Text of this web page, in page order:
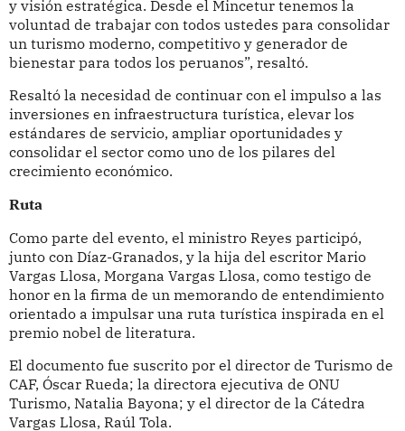
y visión estratégica. Desde el Mincetur tenemos la
voluntad de trabajar con todos ustedes para consolidar
un turismo moderno, competitivo y generador de
bienestar para todos los peruanos”, resaltó.
Resaltó la necesidad de continuar con el impulso a las
inversiones en infraestructura turística, elevar los
estándares de servicio, ampliar oportunidades y
consolidar el sector como uno de los pilares del
crecimiento económico.
Ruta
Como parte del evento, el ministro Reyes participó,
junto con Díaz-Granados, y la hija del escritor Mario
Vargas Llosa, Morgana Vargas Llosa, como testigo de
honor en la firma de un memorando de entendimiento
orientado a impulsar una ruta turística inspirada en el
premio nobel de literatura.
El documento fue suscrito por el director de Turismo de
CAF, Óscar Rueda; la directora ejecutiva de ONU
Turismo, Natalia Bayona; y el director de la Cátedra
Vargas Llosa, Raúl Tola.